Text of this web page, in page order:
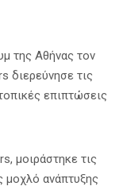
της Αθήνας τον
διερεύνησε τις
επιπτώσεις
μοιράστηκε τις
μοχλό ανάπτυξης